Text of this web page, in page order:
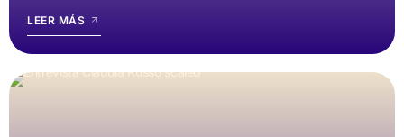
LEER MÁS